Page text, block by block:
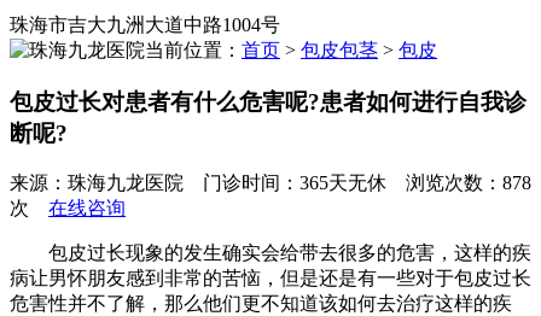
珠海市吉大九洲大道中路1004号
当前位置： 首页 > 包皮包茎 > 包皮
包皮过长对患者有什么危害呢?患者如何进行自我诊
断呢?
来源：珠海九龙医院 门诊时间：365天无休 浏览次数：878
次 在线咨询
包皮过长现象的发生确实会给带去很多的危害，这样的疾
病让男怀朋友感到非常的苦恼，但是还是有一些对于包皮过长
危害性并不了解，那么他们更不知道该如何去治疗这样的疾